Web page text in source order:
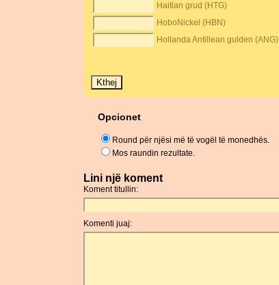
Haitian grud (HTG)
HoboNickel (HBN)
Hollanda Antillean gulden (ANG)
Opcionet
Round për njësi më të vogël të monedhës.
Mos raundin rezultate.
Lini një koment
Koment titullin:
Komenti juaj: